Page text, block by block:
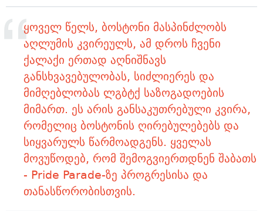
ყოველ წელს, ბოსტონი მასპინძლობს
აღლუმის კვირეულს, ამ დროს ჩვენი
ქალაქი ერთად აღნიშნავს
განსხვავებულობას, სიძლიერეს და
მიმღებლობას ლგბტქ საზოგადოების
მიმართ. ეს არის განსაკუთრებული კვირა,
რომელიც ბოსტონის ღირებულებებს და
სიყვარულს წარმოადგენს. ყველას
მოვუწოდებ, რომ შემოგვიერთდნენ შაბათს
- Pride Parade-ზე პროგრესისა და
თანასწორობისთვის.